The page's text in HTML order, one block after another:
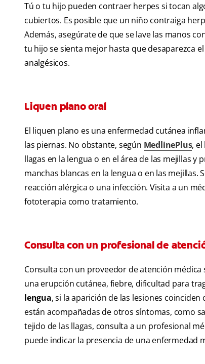
Tú o tu hijo pueden contraer herpes si tocan
cubiertos. Es posible que un niño contraiga
Además, asegúrate de que se lave las manos
tu hijo se sienta mejor hasta que desaparezca
analgésicos.
Liquen plano oral
El liquen plano es una enfermedad cutánea
las piernas. No obstante, según MedlinePlus,
llagas en la lengua o en el área de las mejillas
manchas blancas en la lengua o en las
reacción alérgica o una infección. Visita a un
fototerapia como tratamiento.
Consulta con un profesional de
Consulta con un proveedor de atención
una erupción cutánea, fiebre, dificultad para
lengua, si la aparición de las lesiones
están acompañadas de otros síntomas, como
tejido de las llagas, consulta a un profesional
puede indicar la presencia de una enfermedad